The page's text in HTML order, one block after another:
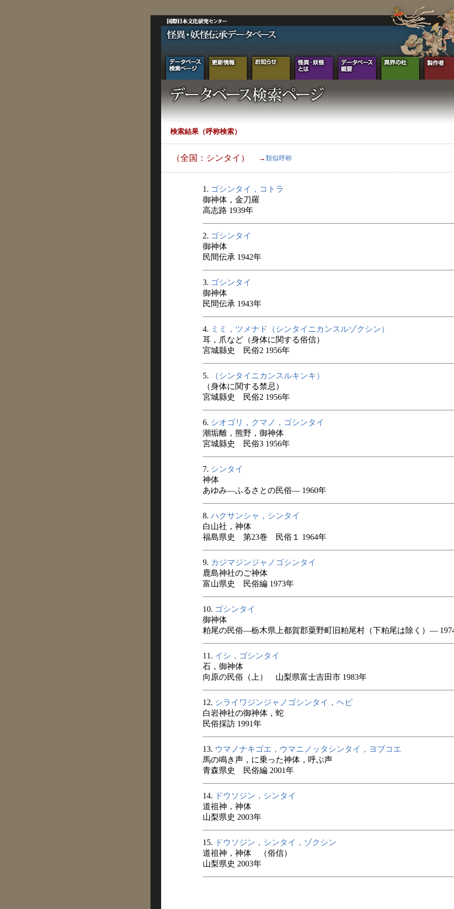
検索結果（呼称検索）
（全国：シンタイ） →類似呼称
1. ゴシンタイ，コトラ
御神体，金刀羅
高志路 1939年
2. ゴシンタイ
御神体
民間伝承 1942年
3. ゴシンタイ
御神体
民間伝承 1943年
4. ミミ，ツメナド（シンタイニカンスルゾクシン）
耳，爪など（身体に関する俗信）
宮城縣史 民俗2 1956年
5.
（シンタイニカンスルキンキ）
（身体に関する禁忌）
宮城縣史 民俗2 1956年
6. シオゴリ，クマノ，ゴシンタイ
潮垢離，熊野，御神体
宮城縣史 民俗3 1956年
7. シンタイ
神体
あゆみ―ふるさとの民俗― 1960年
8. ハクサンシャ，シンタイ
白山社，神体
福島県史 第23巻 民俗１ 1964年
9. カジマジンジャノゴシンタイ
鹿島神社のご神体
富山県史 民俗編 1973年
10. ゴシンタイ
御神体
粕尾の民俗―栃木県上都賀郡粟野町旧粕尾村（下粕尾は除く）―
11. イシ，ゴシンタイ
石，御神体
向原の民俗（上） 山梨県富士吉田市 1983年
12. シライワジンジャノゴシンタイ，ヘビ
白岩神社の御神体，蛇
民俗採訪 1991年
13. ウマノナキゴエ，ウマニノッタシンタイ，ヨブコエ
馬の鳴き声，に乗った神体，呼ぶ声
青森県史 民俗編 2001年
14. ドウソジン，シンタイ
道祖神，神体
山梨県史 2003年
15. ドウソジン，シンタイ，ゾクシン
道祖神，神体 （俗信）
山梨県史 2003年